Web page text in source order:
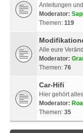
Anleitungen
Moderator:
Themen: 119
Alle eure
Moderator:
Themen: 76
Car-Hifi
Hier gehört
Moderator:
Themen: 35